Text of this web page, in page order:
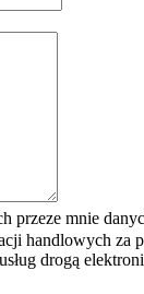
przeze mnie
handlowych za
drogą